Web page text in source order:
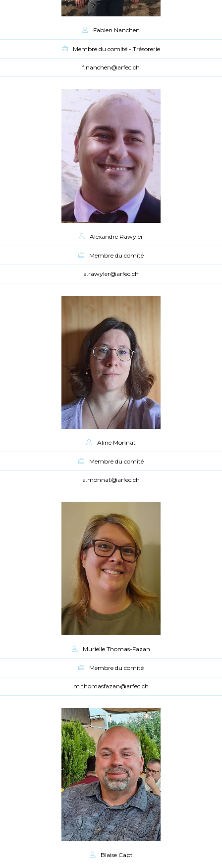
Fabien Nanchen
Membre du comité - Trésorerie
f.nanchen@arfec.ch
Alexandre Rawyler
Membre du comité
a.rawyler@arfec.ch
Aline Monnat
Membre du comité
a.monnat@arfec.ch
Murielle Thomas-Fazan
Membre du comité
m.thomasfazan@arfec.ch
Blaise Capt